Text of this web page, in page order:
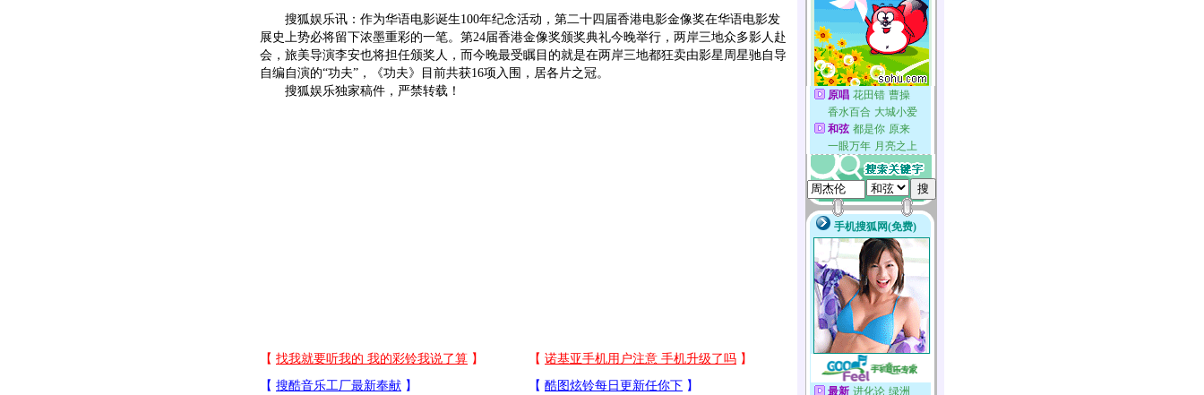
搜狐娱乐讯：作为华语电影诞生100年纪念活动，第二十四届香港电影金像奖在华语电影发
展史上势必将留下浓墨重彩的一笔。第24届香港金像奖颁奖典礼今晚举行，两岸三地众多影人赴
会，旅美导演李安也将担任颁奖人，而今晚最受瞩目的就是在两岸三地都狂卖由影星周星驰自导
自编自演的“功夫”，《功夫》目前共获16项入围，居各片之冠。
搜狐娱乐独家稿件，严禁转载！